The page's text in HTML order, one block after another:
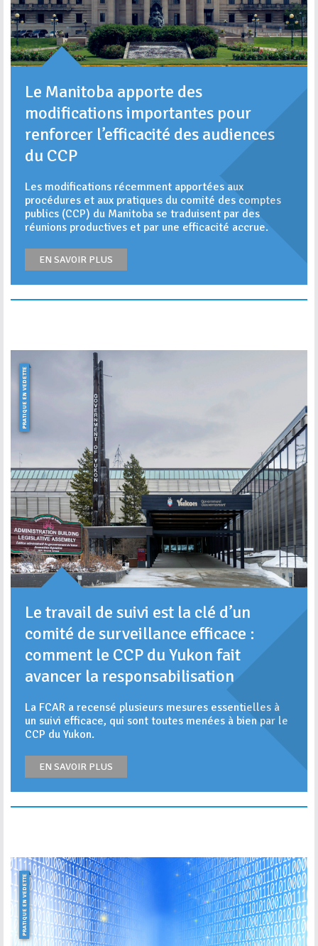
Le Manitoba apporte des
modifications importantes pour
renforcer l’efficacité des audiences
du CCP
Les modifications récemment apportées aux
procédures et aux pratiques du comité des comptes
publics (CCP) du Manitoba se traduisent par des
réunions productives et par une efficacité accrue.
EN SAVOIR PLUS
PRATIQUE EN VEDETTE
Le travail de suivi est la clé d’un
comité de surveillance efficace :
comment le CCP du Yukon fait
avancer la responsabilisation
La FCAR a recensé plusieurs mesures essentielles à
un suivi efficace, qui sont toutes menées à bien par le
CCP du Yukon.
EN SAVOIR PLUS
PRATIQUE EN VEDETTE